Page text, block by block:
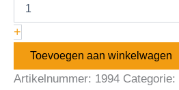
+
Toevoegen aan winkelwagen
Artikelnummer: 1994 Categorie: